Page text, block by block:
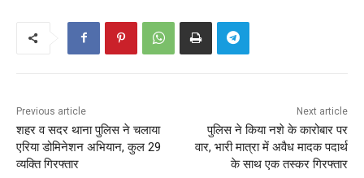
Previous article
शहर व सदर थाना पुलिस ने चलाया
एरिया डोमिनेशन अभियान, कुल 29
व्यक्ति गिरफ्तार
Next article
पुलिस ने किया नशे के कारोबार पर
वार, भारी मात्रा में अवैध मादक पदार्थ
के साथ एक तस्कर गिरफ्तार